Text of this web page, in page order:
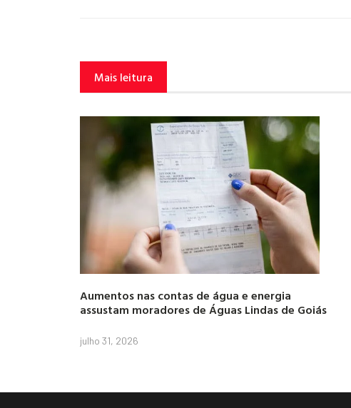
Mais leitura
Aumentos nas contas de água e energia
assustam moradores de Águas Lindas de Goiás
julho 31, 2026